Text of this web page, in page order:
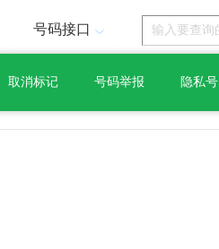
号码接口
取消标记 号码举报 隐私号